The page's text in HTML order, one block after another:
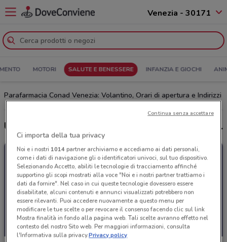
Venezia - 30171
MOTORI SALUTE E BENESSERE INFANZIA E GIOCHI
Parafarmacia Conad Venezia: Volantino, Orari di apertura e Indirizzi
Ultime offerte del volantino Parafarmacia Conad
Ci importa della tua privacy
Noi e i nostri 1014partner archiviamo e accediamo ai dati personali,
come i dati di navigazione gli o identificatori univoci, sul tuo dispositivo.
Selezionando Accetto, abiliti le tecnologie di tracciamento affinché
supportino gli scopi mostrati alla voce "Noi e i nostri partner trattiamo i
dati da fornire". Nel caso in cui queste tecnologie dovessero essere
disabilitate, alcuni contenuti e annunci visualizzati potrebbero non
essere rilevanti. Puoi accedere nuovamente a questo menu per
modificare le tue scelte o per revocare il consenso facendo clic sul link
Mostra finalità in fondo alla pagina web. Tali scelte avranno effetto nel
contesto del nostro Sito web. Per maggiori informazioni, consulta
l'Informativa sulla privacy.Privacy policy
Continua senza accettare